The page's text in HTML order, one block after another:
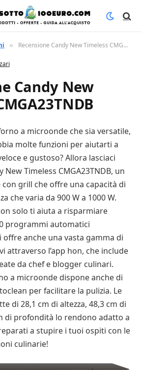
» Recensione Candy New Timeless CMGA23TNDB
Candy New
a microonde che sia versatile,
molte funzioni per aiutarti a
e gustoso? Allora lasciaci
Timeless CMGA23TNDB, un
grill che offre una capacità di
che varia da 900 W a 1000 W.
solo ti aiuta a risparmiare
programmi automatici
anche una vasta gamma di
attraverso l’app hon, che include
da chef e blogger culinari.
a microonde dispone anche di
per facilitare la pulizia. Le
di 28,1 cm di altezza, 48,3 cm di
di profondità lo rendono adatto a
a stupire i tuoi ospiti con le
culinarie!